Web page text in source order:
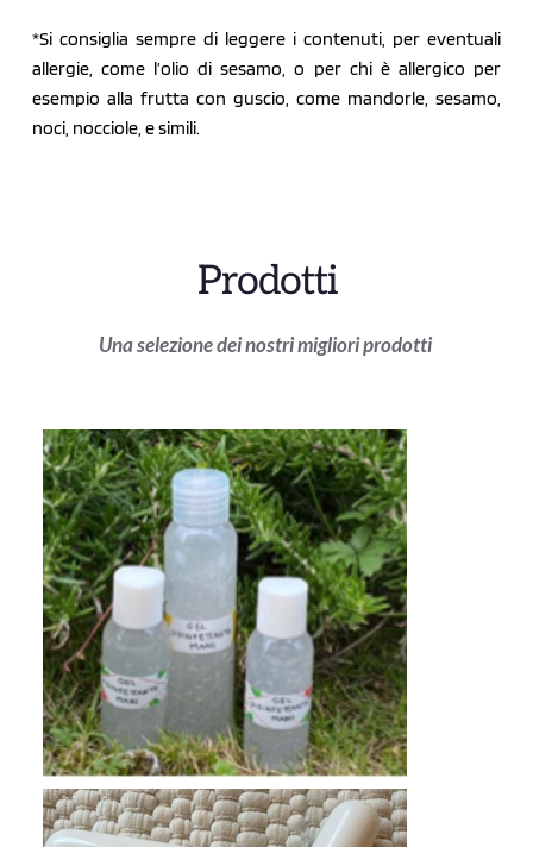
*Si consiglia sempre di leggere i contenuti, per eventuali
allergie, come l’olio di sesamo, o per chi è allergico per
esempio alla frutta con guscio, come mandorle, sesamo,
noci, nocciole, e simili.
Prodotti
Una selezione dei nostri migliori prodotti